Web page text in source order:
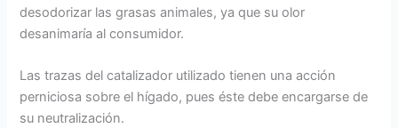
desodorizar las grasas animales, ya que su olor
desanimaría al consumidor.
Las trazas del catalizador utilizado tienen una acción
perniciosa sobre el hígado, pues éste debe encargarse de
su neutralización.